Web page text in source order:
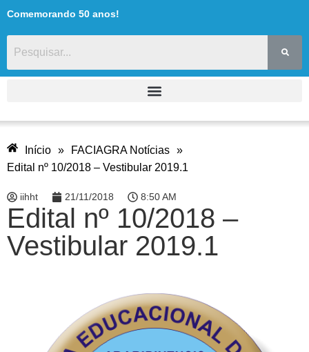
Comemorando 50 anos!
Início » FACIAGRA Notícias »
Edital nº 10/2018 – Vestibular 2019.1
iihht 21/11/2018 8:50 AM
Edital nº 10/2018 –
Vestibular 2019.1